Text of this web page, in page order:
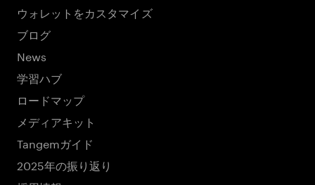
ウォレットをカスタマイズ
ブログ
News
学習ハブ
ロードマップ
メディアキット
Tangemガイド
2025年の振り返り